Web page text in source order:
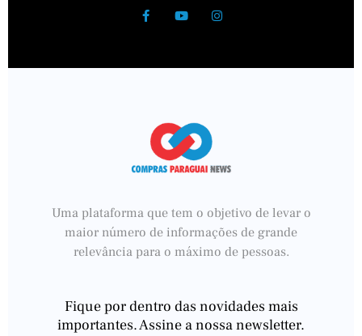
Uma plataforma que tem o objetivo de levar o
maior número de informações de grande
relevância para o máximo de pessoas.
Fique por dentro das novidades mais
importantes. Assine a nossa newsletter.